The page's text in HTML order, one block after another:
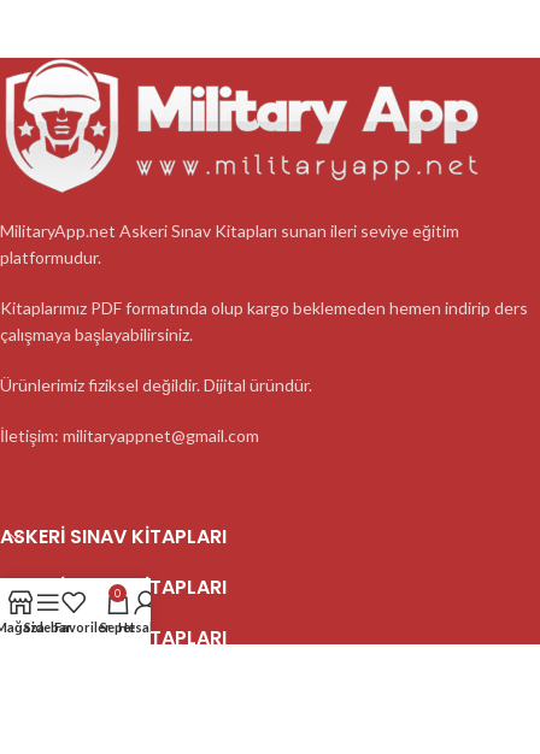
MilitaryApp.net Askeri Sınav Kitapları sunan ileri seviye eğitim
platformudur.
Kitaplarımız PDF formatında olup kargo beklemeden hemen indirip ders
çalışmaya başlayabilirsiniz.
Ürünlerimiz fiziksel değildir. Dijital üründür.
İletişim: militaryappnet@gmail.com
ASKERI SINAV KITAPLARI
ASKERI SINAV KITAPLARI
ASKERI SINAV KITAPLARI
SidebarFavoriler
0
SepetHesabım